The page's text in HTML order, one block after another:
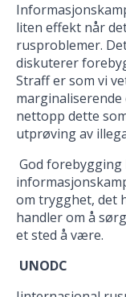
liten effekt når
rusproblemer.
diskuterer
Straff er som vi
nettopp dette
utprøving av
God forebygging
om trygghet, det
handler om å
et sted å være.
UNODC